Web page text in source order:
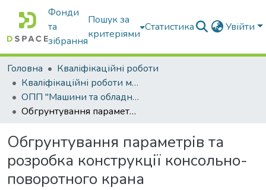
Фонди
та
зібрання
Пошук за
критеріями
Статистика Увійти
Головна
Кваліфікаційні роботи
Кваліфікаційні роботи магістрів
ОПП "Машини та обладнання сільськогосподарського виробництва"
Обгрунтування параметрів та розробка конструкції консольно-поворотного крана
Обгрунтування параметрів та
розробка конструкції консольно-
поворотного крана